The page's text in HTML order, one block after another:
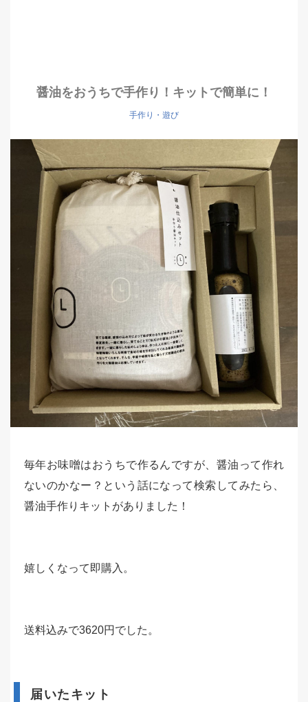
醤油をおうちで手作り！キットで簡単に！
手作り・遊び
毎年お味噌はおうちで作るんですが、醤油って作れ
ないのかなー？という話になって検索してみたら、
醤油手作りキットがありました！
嬉しくなって即購入。
送料込みで3620円でした。
届いたキット